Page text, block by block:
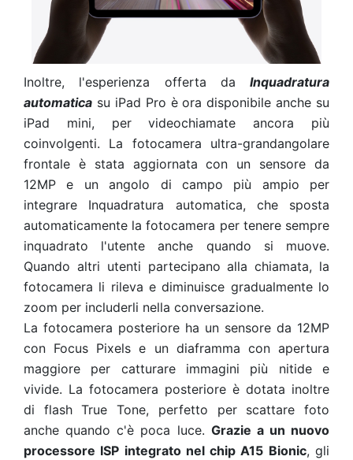
Inoltre, l'esperienza offerta da Inquadratura
automatica su iPad Pro è ora disponibile anche su
iPad mini, per videochiamate ancora più
coinvolgenti. La fotocamera ultra-grandangolare
frontale è stata aggiornata con un sensore da
12MP e un angolo di campo più ampio per
integrare Inquadratura automatica, che sposta
automaticamente la fotocamera per tenere sempre
inquadrato l'utente anche quando si muove.
Quando altri utenti partecipano alla chiamata, la
fotocamera li rileva e diminuisce gradualmente lo
zoom per includerli nella conversazione.
La fotocamera posteriore ha un sensore da 12MP
con Focus Pixels e un diaframma con apertura
maggiore per catturare immagini più nitide e
vivide. La fotocamera posteriore è dotata inoltre
di flash True Tone, perfetto per scattare foto
anche quando c'è poca luce. Grazie a un nuovo
processore ISP integrato nel chip A15 Bionic, gli